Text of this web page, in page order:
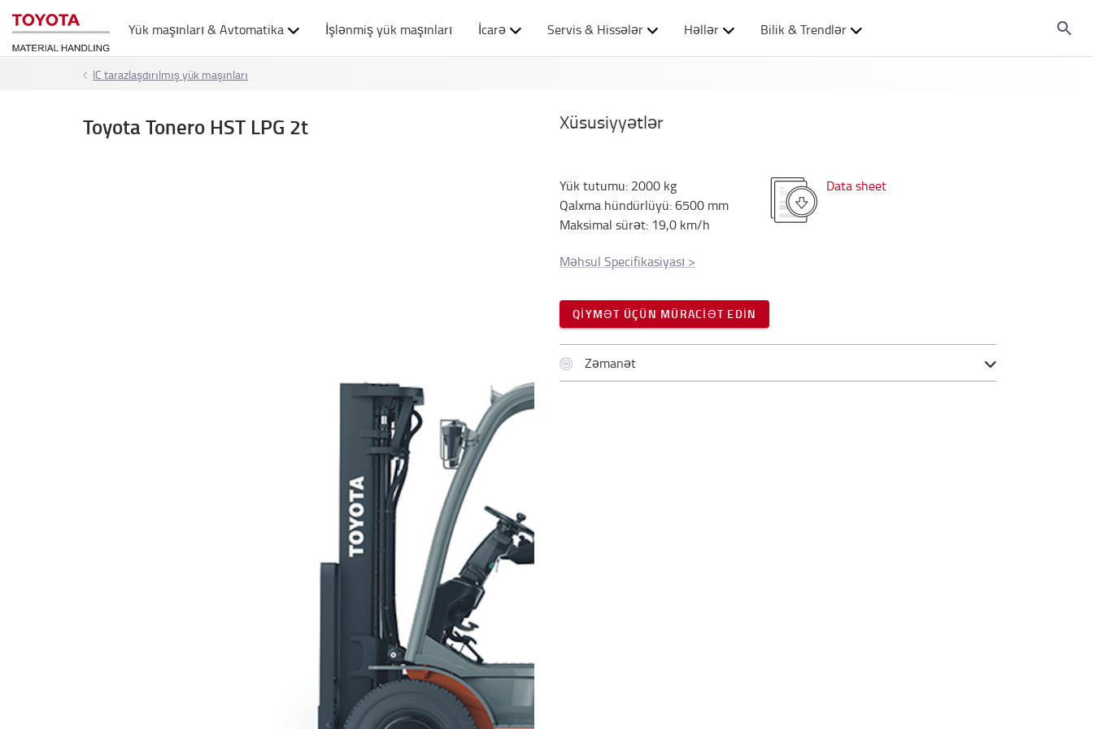
Yük maşınları & Avtomatika İşlənmiş yük maşınları İcarə Servis & Hissələr Həllər Bilik & Trendlər
IC tarazlaşdırılmış yük maşınları
Toyota Tonero HST LPG 2t Xüsusiyyətlər
Yük tutumu: 2000 kg
Qalxma hündürlüyü:6500 mm
Maksimal sürət: 19,0 km/h
Data sheet
Məhsul Specifikasiyası >
QIYMƏT ÜÇÜN MÜRACIƏT EDIN
Zəmanət